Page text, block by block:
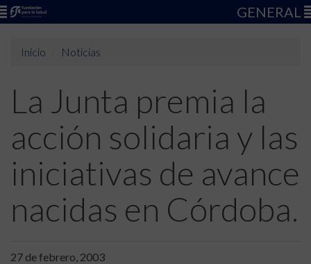
GENERAL
Inicio Noticias
La Junta premia la
acción solidaria y las
iniciativas de avance
nacidas en Córdoba.
27 de febrero, 2003